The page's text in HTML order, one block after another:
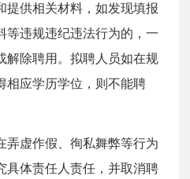
提供相关材料，如发现填报
等违规违纪违法行为的，一
解除聘用。拟聘人员如在规
相应学历学位，则不能聘
弄虚作假、徇私舞弊等行为
具体责任人责任，并取消聘